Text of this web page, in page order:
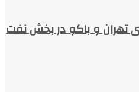
تهران و باکو در بخش نفت